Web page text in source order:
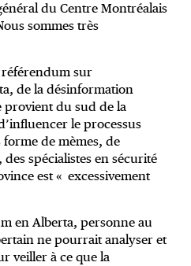
du Centre Montréalais
sommes très
référendum sur
de la désinformation
provient du sud de la
le processus
de mèmes, de
des spécialistes en sécurité
est « excessivement
en Alberta, personne au
ne pourrait analyser et
veiller à ce que la